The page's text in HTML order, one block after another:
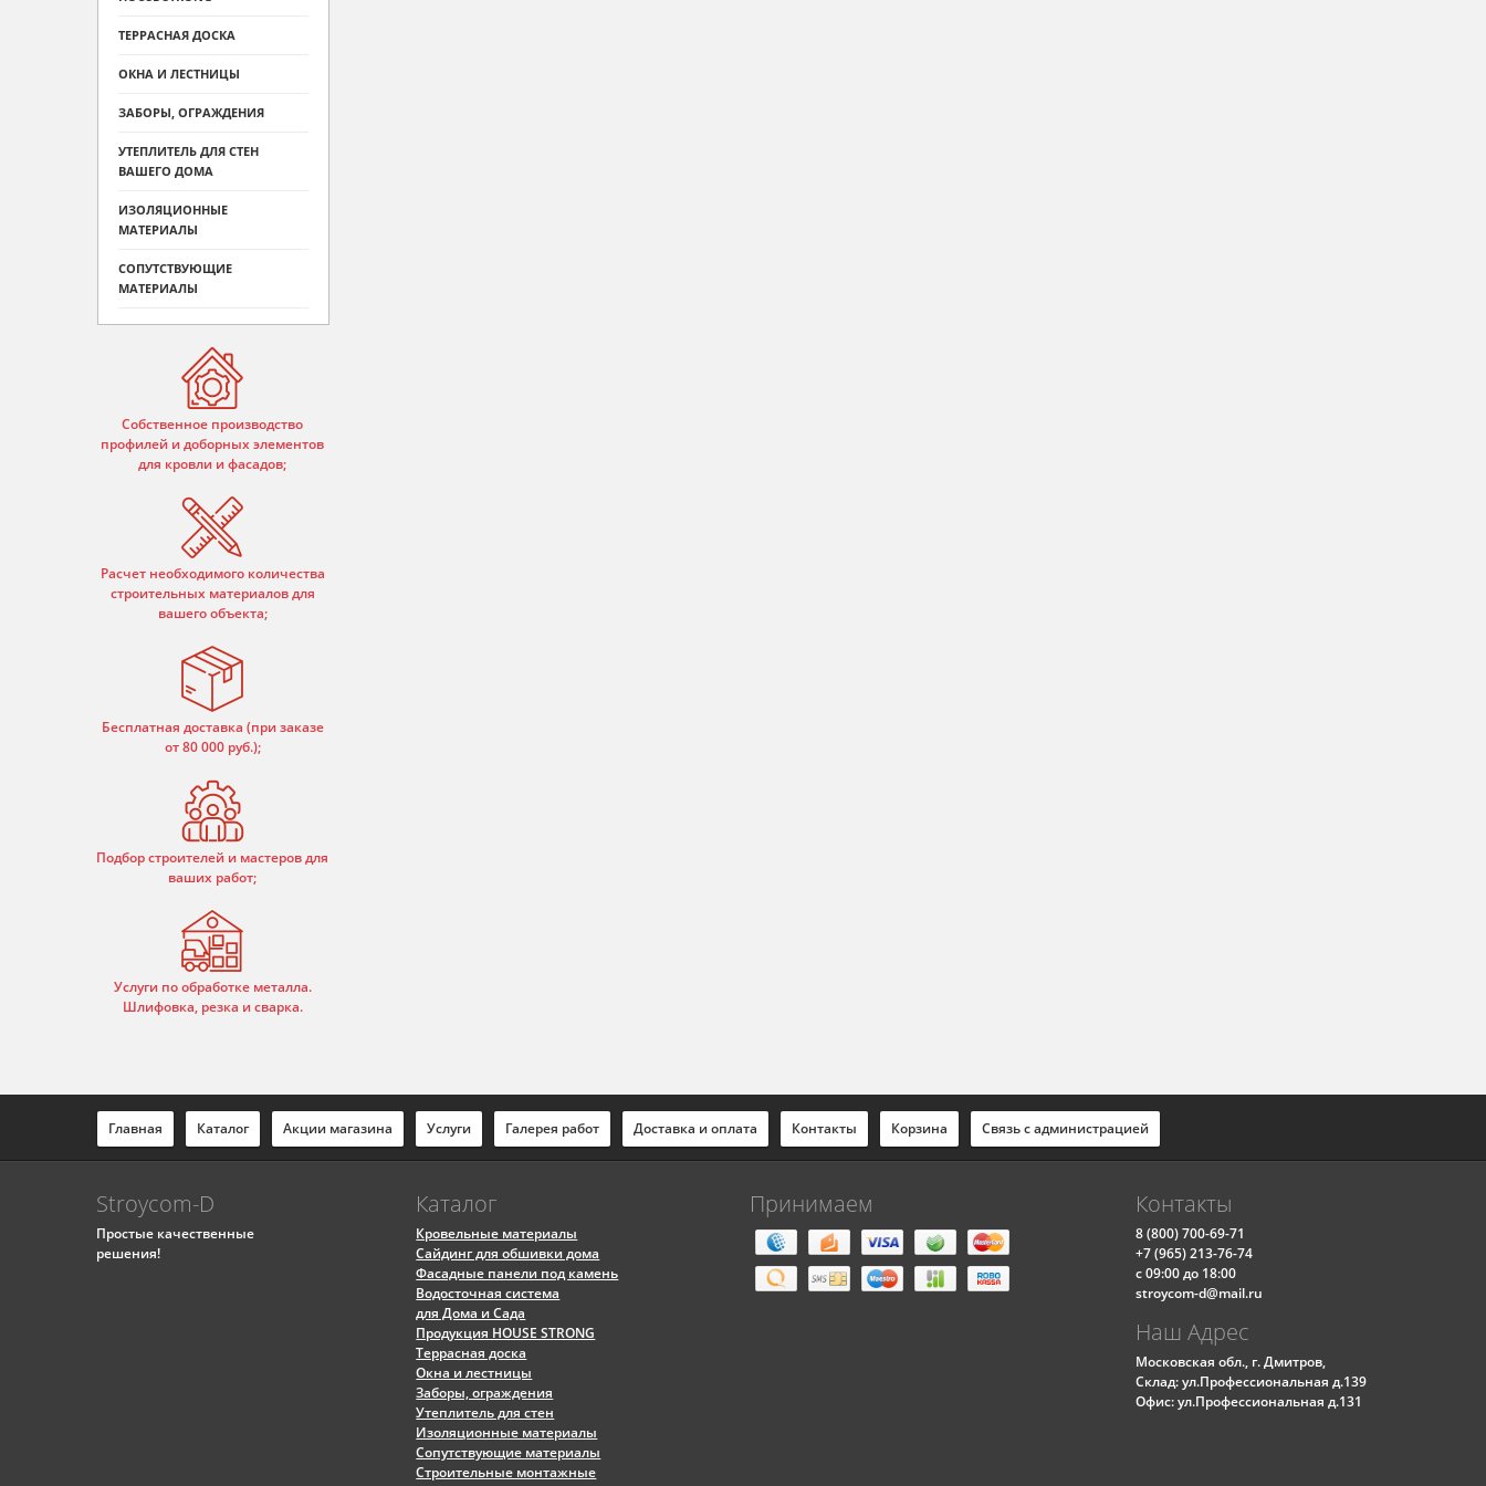
ТЕРРАСНАЯ ДОСКА
ОКНА И ЛЕСТНИЦЫ
ЗАБОРЫ, ОГРАЖДЕНИЯ
УТЕПЛИТЕЛЬ ДЛЯ СТЕН
ВАШЕГО ДОМА
ИЗОЛЯЦИОННЫЕ
МАТЕРИАЛЫ
СОПУТСТВУЮЩИЕ
МАТЕРИАЛЫ
Собственное производство
профилей и доборных элементов
для кровли и фасадов;
Расчет необходимого количества
строительных материалов для
вашего объекта;
Бесплатная доставка (при заказе
от 80 000 руб.);
Подбор строителей и мастеров для
ваших работ;
Услуги по обработке металла.
Шлифовка, резка и сварка.
Главная Каталог Акции магазина Услуги Галерея работ Доставка и оплата Контакты Корзина Связь с администрацией
Stroycom-D
Простые качественные
решения!
Каталог
Кровельные материалы
Сайдинг для обшивки дома
Фасадные панели под камень
Водосточная система
для Дома и Сада
Продукция HOUSE STRONG
Террасная доска
Окна и лестницы
Заборы, ограждения
Утеплитель для стен
Изоляционные материалы
Сопутствующие материалы
Строительные монтажные
Принимаем Контакты
8(800) 700-69-71
+7(965) 213-76-74
с 09:00 до 18:00
stroycom-d@mail.ru
Наш Адрес
Московская обл., г. Дмитров,
Склад: ул.Профессиональная д.139
Офис: ул.Профессиональная д.131